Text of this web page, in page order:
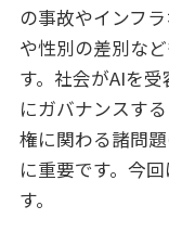
の事故やインフ
や性別の差別な
す。社会がAIを
にガバナンスす
権に関わる諸問
に重要です。今
す。